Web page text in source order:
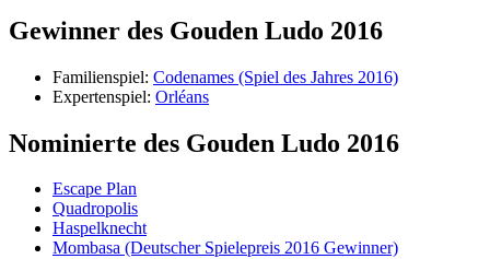
Gewinner des Gouden Ludo 2016
Familienspiel: Codenames (Spiel des Jahres 2016)
Expertenspiel: Orléans
Nominierte des Gouden Ludo 2016
Escape Plan
Quadropolis
Haspelknecht
Mombasa (Deutscher Spielepreis 2016 Gewinner)